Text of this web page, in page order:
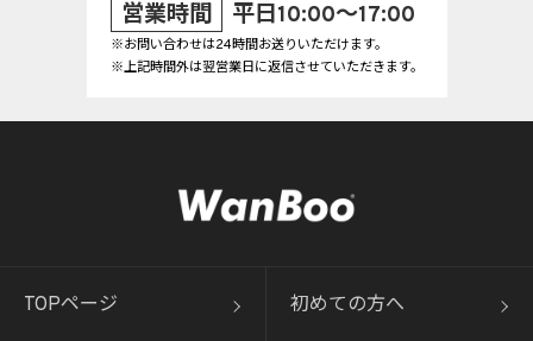
営業時間 平日10:00～17:00
※お問い合わせは24時間お送りいただけます。
※上記時間外は翌営業日に返信させていただきます。
TOPページ 初めての方へ